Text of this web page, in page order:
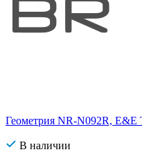
Геометрия NR-N092R, E&E
В наличии